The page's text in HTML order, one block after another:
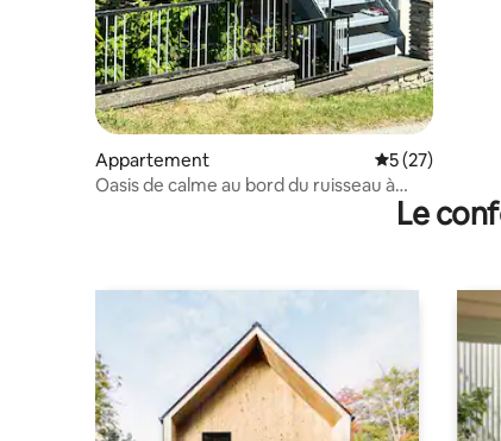
Appartement Évaluation
5 (27)
Oasis de calme au bord du ruisseau à
Le